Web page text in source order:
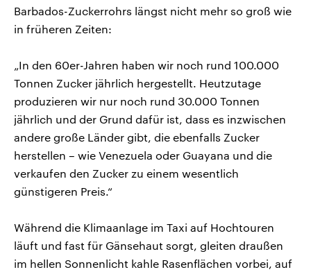
Barbados-Zuckerrohrs längst nicht mehr so groß wie
in früheren Zeiten:
„In den 60er-Jahren haben wir noch rund 100.000
Tonnen Zucker jährlich hergestellt. Heutzutage
produzieren wir nur noch rund 30.000 Tonnen
jährlich und der Grund dafür ist, dass es inzwischen
andere große Länder gibt, die ebenfalls Zucker
herstellen – wie Venezuela oder Guayana und die
verkaufen den Zucker zu einem wesentlich
günstigeren Preis.“
Während die Klimaanlage im Taxi auf Hochtouren
läuft und fast für Gänsehaut sorgt, gleiten draußen
im hellen Sonnenlicht kahle Rasenflächen vorbei, auf